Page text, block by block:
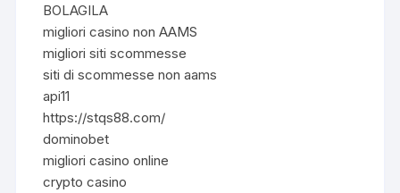
BOLAGILA
migliori casino non AAMS
migliori siti scommesse
siti di scommesse non aams
api11
https://stqs88.com/
dominobet
migliori casino online
crypto casino